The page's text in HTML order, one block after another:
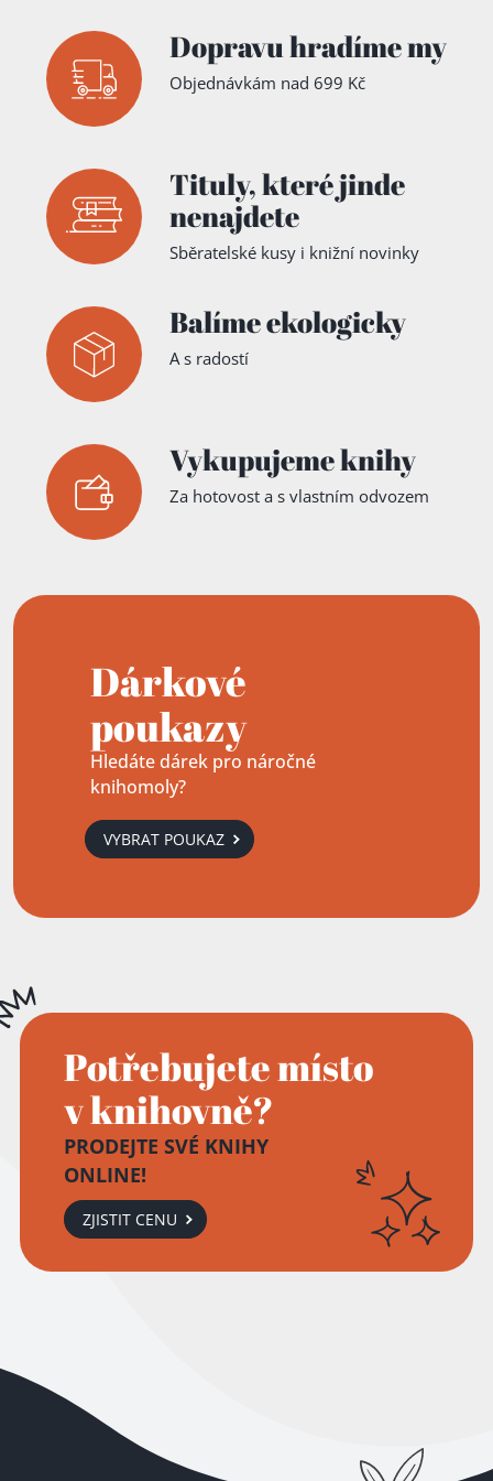
Dopravu hradíme my
Objednávkám nad 699 Kč
Tituly,které jinde
nenajdete
Sběratelské kusy i knižní novinky
Balíme ekologicky
A s radostí
Vykupujeme knihy
Za hotovost a s vlastním odvozem
Dárkové
poukazy
Hledáte dárek pro náročné
knihomoly?
VYBRAT POUKAZ
Potřebujete místo
v knihovně?
PRODEJTE SVÉ KNIHY
ONLINE!
ZJISTIT CENU